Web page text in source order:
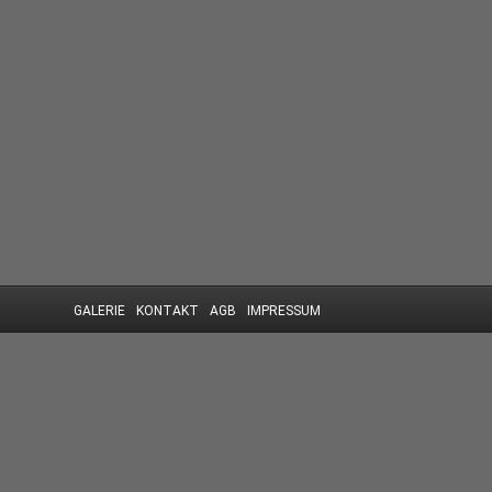
GALERIE KONTAKT AGB IMPRESSUM